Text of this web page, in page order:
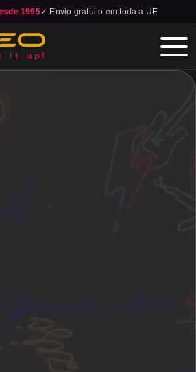
1995✓ Envio gratuito em toda a UE